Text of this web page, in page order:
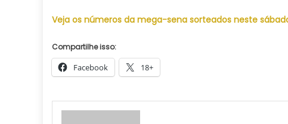
Veja os números da mega-sena sorteados neste
Compartilhe isso:
Facebook 18+